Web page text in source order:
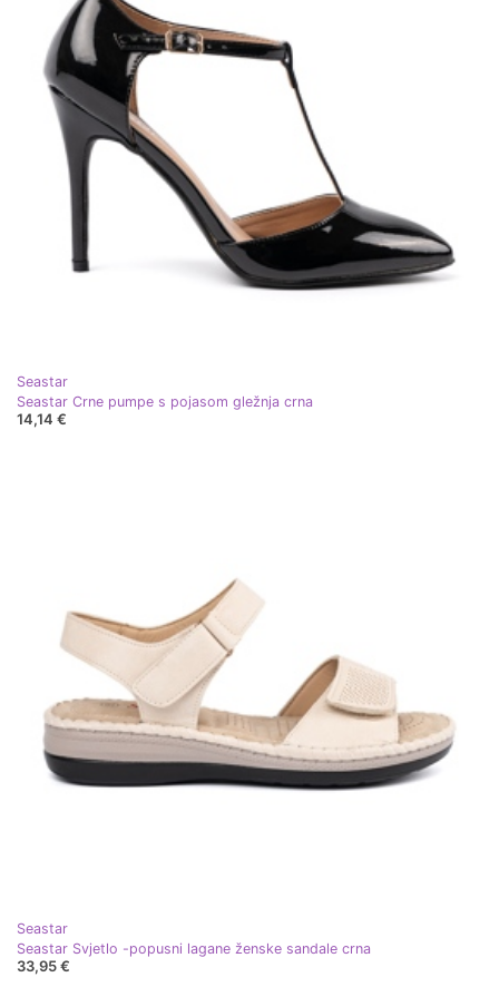
Seastar
Seastar Crne pumpe s pojasom gležnja crna
14,14 €
Seastar
Seastar Svjetlo -popusni lagane ženske sandale crna
33,95 €